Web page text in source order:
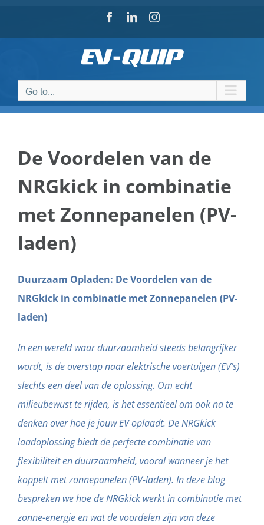
Facebook
LinkedInInstagram
Go to...
De Voordelen van de
NRGkick in combinatie
met Zonnepanelen (PV-
laden)
Duurzaam Opladen: De Voordelen van de
NRGkick in combinatie met Zonnepanelen (PV-
laden)
In een wereld waar duurzaamheid steeds belangrijker
wordt, is de overstap naar elektrische voertuigen (EV’s)
slechts een deel van de oplossing. Om echt
milieubewust te rijden, is het essentieel om ook na te
denken over hoe je jouw EV oplaadt. De NRGkick
laadoplossing biedt de perfecte combinatie van
flexibiliteit en duurzaamheid, vooral wanneer je het
koppelt met zonnepanelen (PV-laden). In deze blog
bespreken we hoe de NRGkick werkt in combinatie met
zonne-energie en wat de voordelen zijn van deze